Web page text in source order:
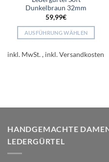
Dunkelbraun 32mm
59,99€
AUSFÜHRUNG WÄHLEN
Produkt
können
der
inkl. MwSt.
HANDGEMACHTE
LEDERGÜRTEL